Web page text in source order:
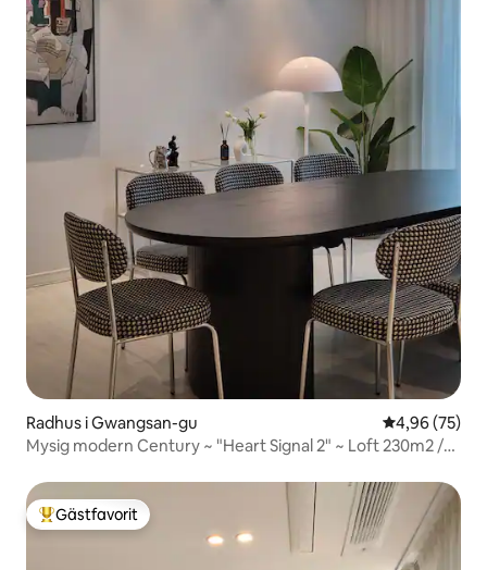
Radhus i Gwangsan-gu 4,96 av 5 i
4,96 (75)
Mysig modern Century ~ "Heart Signal 2" ~ Loft 230m2 /
Populär gästfavorit
Gästfavorit